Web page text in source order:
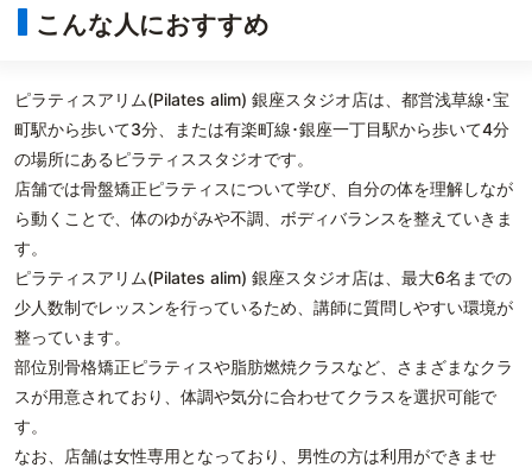
こんな人におすすめ
ピラティスアリム(Pilates alim) 銀座スタジオ店は、都営浅草線･宝
町駅から歩いて3分、または有楽町線･銀座一丁目駅から歩いて4分
の場所にあるピラティススタジオです。
店舗では骨盤矯正ピラティスについて学び、自分の体を理解しなが
ら動くことで、体のゆがみや不調、ボディバランスを整えていきま
す。
ピラティスアリム(Pilates alim) 銀座スタジオ店は、最大6名までの
少人数制でレッスンを行っているため、講師に質問しやすい環境が
整っています。
部位別骨格矯正ピラティスや脂肪燃焼クラスなど、さまざまなクラ
スが用意されており、体調や気分に合わせてクラスを選択可能で
す。
なお、店舗は女性専用となっており、男性の方は利用ができませ